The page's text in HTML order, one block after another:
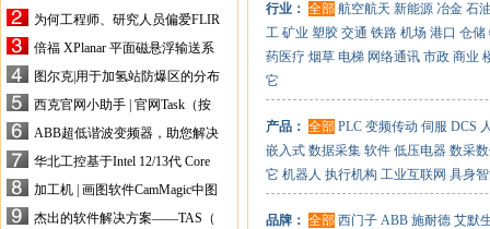
IR手持式热像仪，高效精准！
为何工程师、研究人员偏爱FLIR
X-HS系列热像仪？精准高效是
关键
倍福 XPlanar 平面磁悬浮输送系
统的创新应用
图尔克|用于加氢站防爆区的分布
式I/O解决方案
西克官网小助手 | 官网Task（按
任务选型）更新预告
ABB超低谐波变频器，助您解决
电气设备运行难题！
华北工控基于Intel 12/13代 Core
的ATX-6159嵌入式主板，推进
机器人市场
加工机 | 画图软件CamMagic中图
层整合的问题
杰出的软件解决方案——TAS（
行业： 全部 航空航天 新能源 冶金 石
工 矿业 塑胶 交通 铁路 机场 港口 仓储
药医疗 烟草 电梯 网络通讯 市政 商业
它
产品： 全部 PLC 变频传动 伺服 DCS
嵌入式 数据采集 软件 低压电器 数采
它 机器人 执行机构 工业互联网 具身
品牌： 全部 西门子 ABB 施耐德 艾默